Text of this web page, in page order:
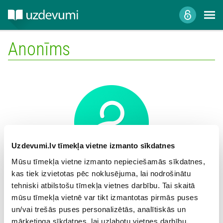
Uzdevumi.lv tīmekļa vietne izmanto sīkdatnes
Mūsu tīmekļa vietne izmanto nepieciešamās sīkdatnes,
kas tiek izvietotas pēc noklusējuma, lai nodrošinātu
tehniski atbilstošu tīmekļa vietnes darbību. Tai skaitā
mūsu tīmekļa vietnē var tikt izmantotas pirmās puses
un/vai trešās puses personalizētās, analītiskās un
mārketinga sīkdatnes, lai uzlabotu vietnes darbību,
Anonīms
Mācību iestāde: